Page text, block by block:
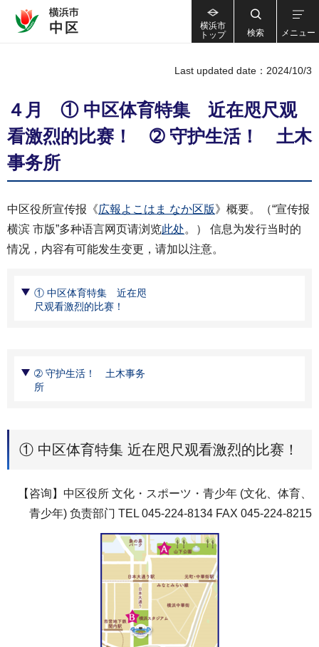
横浜市
トップ
検索 メニュー
Last updated date：2024/10/3
４月 ① 中区体育特集 近在咫尺观
看激烈的比赛！ ➁ 守护生活！ 土木
事务所
中区役所宣传报《広報よこはま なか区版》概要。（“宣传报
横滨 市版”多种语言网页请浏览此处。） 信息为发行当时的
情况，内容有可能发生变更，请加以注意。
① 中区体育特集 近在咫
尺观看激烈的比赛！
➁ 守护生活！ 土木事务
所
① 中区体育特集 近在咫尺观看激烈的比赛！
【咨询】中区役所 文化・スポーツ・青少年 (文化、体育、
青少年) 负责部门 TEL 045-224-8134 FAX 045-224-8215